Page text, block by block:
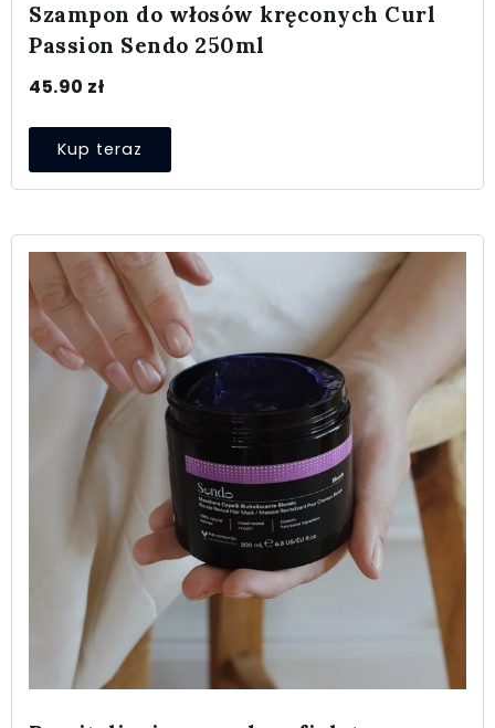
Szampon do włosów kręconych Curl
Passion Sendo 250ml
45.90 zł
Kup teraz